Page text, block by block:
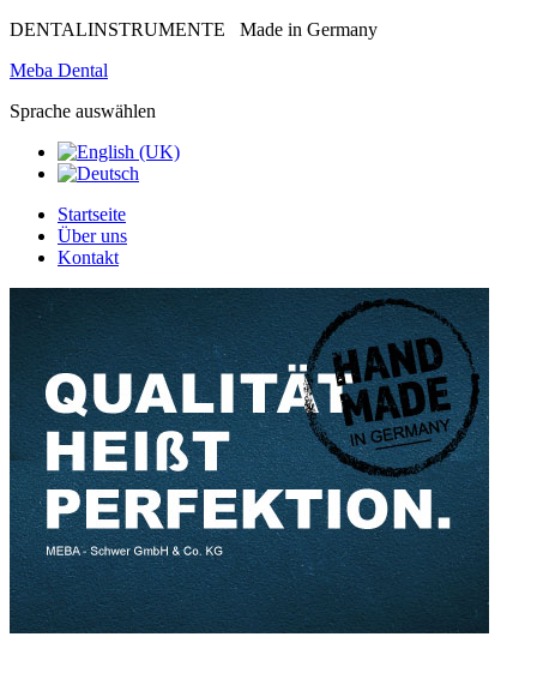
DENTALINSTRUMENTE Made in Germany
Meba Dental
Sprache auswählen
Startseite
Über uns
Kontakt